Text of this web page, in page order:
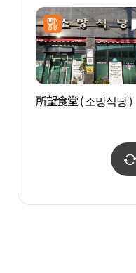
所望食堂 ( 소망식당 )